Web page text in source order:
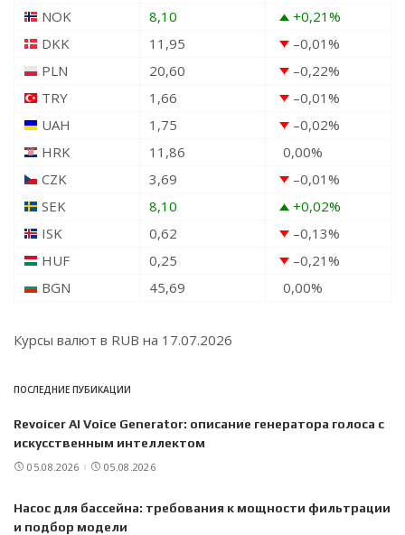
NOK
8,10 +0,21%
DKK
11,95 –0,01%
PLN
20,60 –0,22%
TRY
1,66 –0,01%
UAH
1,75 –0,02%
HRK
11,86 0,00%
CZK
3,69 –0,01%
SEK
8,10 +0,02%
ISK
0,62 –0,13%
HUF
0,25 –0,21%
BGN
45,69 0,00%
Курсы валют в RUB на 17.07.2026
ПОСЛЕДНИЕ ПУБИКАЦИИ
Revoicer AI Voice Generator: описание генератора голоса с
искусственным интеллектом
05.08.2026 05.08.2026
Насос для бассейна: требования к мощности фильтрации
и подбор модели